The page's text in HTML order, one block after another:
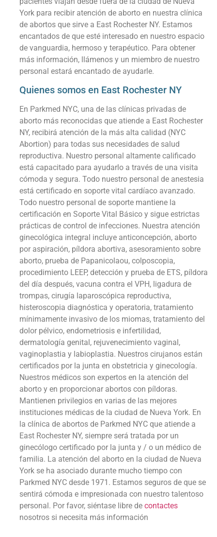
York para recibir atención de aborto en nuestra clínica
de abortos que sirve a East Rochester NY. Estamos
encantados de que esté interesado en nuestro espacio
de vanguardia, hermoso y terapéutico. Para obtener
más información, llámenos y un miembro de nuestro
personal estará encantado de ayudarle.
Quienes somos en East Rochester NY
En Parkmed NYC, una de las clínicas privadas de
aborto más reconocidas que atiende a East Rochester
NY, recibirá atención de la más alta calidad (NYC
Abortion) para todas sus necesidades de salud
reproductiva. Nuestro personal altamente calificado
está capacitado para ayudarlo a través de una visita
cómoda y segura. Todo nuestro personal de anestesia
está certificado en soporte vital cardíaco avanzado.
Todo nuestro personal de soporte mantiene la
certificación en Soporte Vital Básico y sigue estrictas
prácticas de control de infecciones. Nuestra atención
ginecológica integral incluye anticoncepción, aborto
por aspiración, píldora abortiva, asesoramiento sobre
aborto, prueba de Papanicolaou, colposcopia,
procedimiento LEEP, detección y prueba de ETS, píldora
del día después, vacuna contra el VPH, ligadura de
trompas, cirugía laparoscópica reproductiva,
histeroscopia diagnóstica y operatoria, tratamiento
mínimamente invasivo de los miomas, tratamiento del
dolor pélvico, endometriosis e infertilidad,
dermatología genital, rejuvenecimiento vaginal,
vaginoplastia y labioplastia. Nuestros cirujanos están
certificados por la junta en obstetricia y ginecología.
Nuestros médicos son expertos en la atención del
aborto y en proporcionar abortos con píldoras.
Mantienen privilegios en varias de las mejores
instituciones médicas de la ciudad de Nueva York. En
la clínica de abortos de Parkmed NYC que atiende a
East Rochester NY, siempre será tratada por un
ginecólogo certificado por la junta y / o un médico de
familia. La atención del aborto en la ciudad de Nueva
York se ha asociado durante mucho tiempo con
Parkmed NYC desde 1971. Estamos seguros de que se
sentirá cómoda e impresionada con nuestro talentoso
personal. Por favor, siéntase libre decontactes
nosotros si necesita más información